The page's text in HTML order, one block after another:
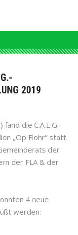
2019
die C.A.E.G.-
„Op Flohr“ statt.
der
der FLA & der
4 neue
werden: